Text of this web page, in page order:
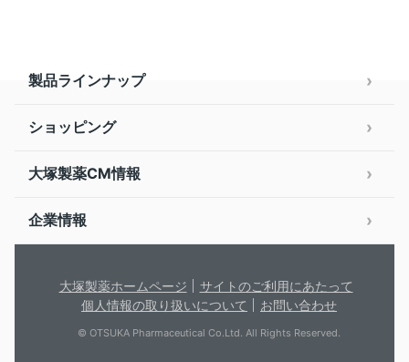
製品ラインナップ
ショッピング
大塚製薬CM情報
企業情報
大塚製薬ホームページ
サイトのご利用にあたって
個人情報の取り扱いについて
お問い合わせ
© OTSUKA Pharmaceutical Co.Ltd. All Rights Reserved.